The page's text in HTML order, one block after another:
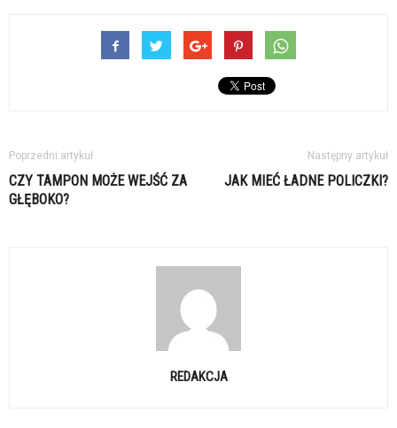
Poprzedni artykuł
CZY TAMPON MOŻE WEJŚĆ ZA
GŁĘBOKO?
Następny artykuł
JAK MIEĆ ŁADNE POLICZKI?
REDAKCJA